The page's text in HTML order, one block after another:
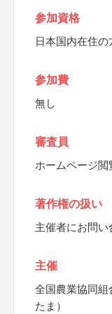
参加資格
日本国内在住の
参加費
無し
審査員
ホームページ
著作権の扱い
主催者にお問い
主催
全国農業協同組
たま）